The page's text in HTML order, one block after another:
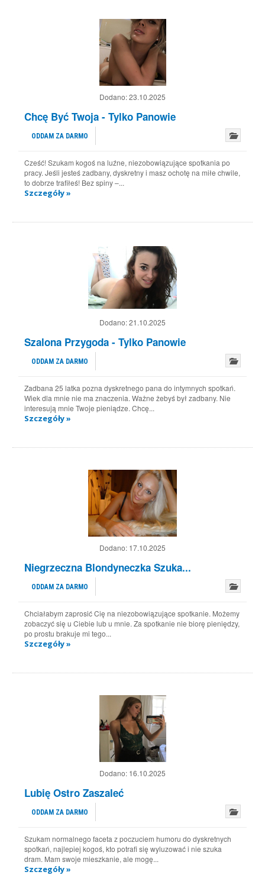
Dodano:23.10.2025
Chcę Być Twoja - Tylko Panowie
ODDAM ZA DARMO
Cześć! Szukam kogoś na luźne, niezobowiązujące spotkania po
pracy. Jeśli jesteś zadbany, dyskretny i masz ochotę na miłe chwile,
to dobrze trafiłeś! Bez spiny –...
Szczegóły »
Dodano:21.10.2025
Szalona Przygoda - Tylko Panowie
ODDAM ZA DARMO
Zadbana 25 latka pozna dyskretnego pana do intymnych spotkań.
Wiek dla mnie nie ma znaczenia. Ważne żebyś był zadbany. Nie
interesują mnie Twoje pieniądze. Chcę...
Szczegóły »
Dodano: 17.10.2025
Niegrzeczna Blondyneczka Szuka...
ODDAM ZA DARMO
Chciałabym zaprosić Cię na niezobowiązujące spotkanie. Możemy
zobaczyć się u Ciebie lub u mnie. Za spotkanie nie biorę pieniędzy,
po prostu brakuje mi tego...
Szczegóły »
Dodano: 16.10.2025
Lubię Ostro Zaszaleć
ODDAM ZA DARMO
Szukam normalnego faceta z poczuciem humoru do dyskretnych
spotkań, najlepiej kogoś, kto potrafi się wyluzować i nie szuka
dram. Mam swoje mieszkanie, ale mogę...
Szczegóły »